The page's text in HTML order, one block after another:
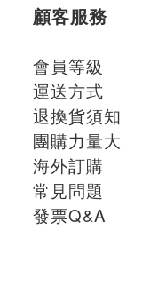
顧客服務
會員等級
運送方式
退換貨須知
團購力量大
海外訂購
常見問題
發票Q&A